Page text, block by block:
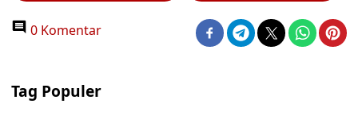
0 Komentar
Tag Populer